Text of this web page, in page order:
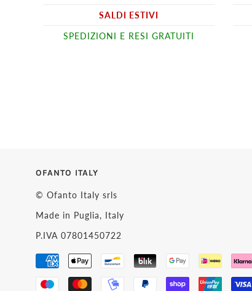
SALDI ESTIVI
SPEDIZIONI E RESI GRATUITI
OFANTO ITALY
© Ofanto Italy srls
Made in Puglia, Italy
P.IVA 07801450722